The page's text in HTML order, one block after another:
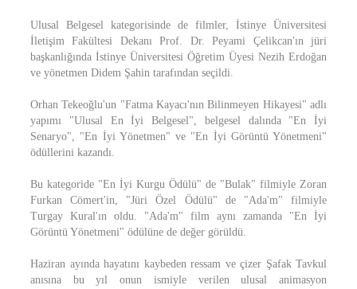
Ulusal Belgesel kategorisinde de filmler, İstinye Üniversitesi
İletişim Fakültesi Dekanı Prof. Dr. Peyami Çelikcan'ın jüri
başkanlığında İstinye Üniversitesi Öğretim Üyesi Nezih Erdoğan
ve yönetmen Didem Şahin tarafından seçildi.
Orhan Tekeoğlu'un "Fatma Kayacı'nın Bilinmeyen Hikayesi" adlı
yapımı "Ulusal En İyi Belgesel", belgesel dalında "En İyi
Senaryo", "En İyi Yönetmen" ve "En İyi Görüntü Yönetmeni"
ödüllerini kazandı.
Bu kategoride "En İyi Kurgu Ödülü" de "Bulak" filmiyle Zoran
Furkan Cömert'in, "Jüri Özel Ödülü" de "Ada'm" filmiyle
Turgay Kural'ın oldu. "Ada'm" film aynı zamanda "En İyi
Görüntü Yönetmeni" ödülüne de değer görüldü.
Haziran ayında hayatını kaybeden ressam ve çizer Şafak Tavkul
anısına bu yıl onun ismiyle verilen ulusal animasyon